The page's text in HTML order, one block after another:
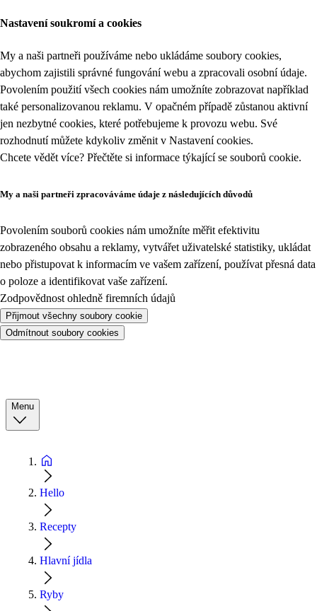
Nastavení soukromí a cookies
My a naši partneři používáme nebo ukládáme soubory cookies,
abychom zajistili správné fungování webu a zpracovali osobní údaje.
Povolením použití všech cookies nám umožníte zobrazovat například
také personalizovanou reklamu. V opačném případě zůstanou aktivní
jen nezbytné cookies, které potřebujeme k provozu webu. Své
rozhodnutí můžete kdykoliv změnit v Nastavení cookies.
Chcete vědět více? Přečtěte si informace týkající se souborů cookie.
My a naši partneři zpracováváme údaje z následujících důvodů
Povolením souborů cookies nám umožníte měřit efektivitu
zobrazeného obsahu a reklamy, vytvářet uživatelské statistiky, ukládat
nebo přistupovat k informacím ve vašem zařízení, používat přesná data
o poloze a identifikovat vaše zařízení.
Zodpovědnost ohledně firemních údajů
Přijmout všechny soubory cookie
Odmítnout soubory cookies
Menu
Hello
Recepty
Hlavní jídla
Ryby